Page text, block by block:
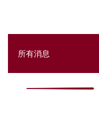
所有消息
所有消息